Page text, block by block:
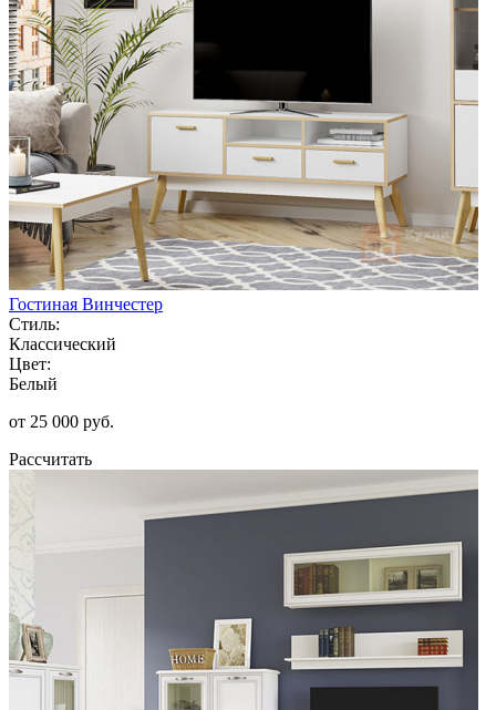
Гостиная Винчестер
Стиль:
Классический
Цвет:
Белый
от 25 000 руб.
Рассчитать